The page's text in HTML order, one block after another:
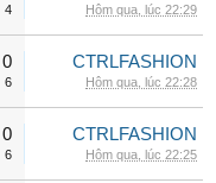
4 Hôm qua, lúc 22:29
0
6
CTRLFASHION
Hôm qua, lúc 22:28
0
6
CTRLFASHION
Hôm qua, lúc 22:25